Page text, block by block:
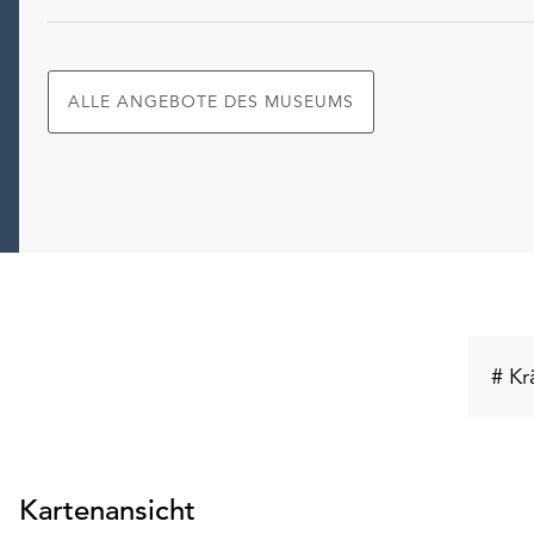
ALLE ANGEBOTE DES MUSEUMS
#
Kartenansicht